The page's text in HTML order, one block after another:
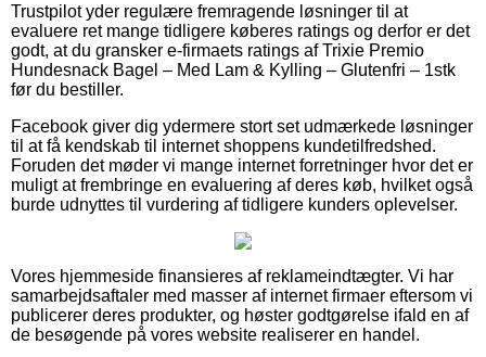
Trustpilot yder regulære fremragende løsninger til at
evaluere ret mange tidligere køberes ratings og derfor er det
godt, at du gransker e-firmaets ratings af Trixie Premio
Hundesnack Bagel – Med Lam & Kylling – Glutenfri – 1stk
før du bestiller.
Facebook giver dig ydermere stort set udmærkede løsninger
til at få kendskab til internet shoppens kundetilfredshed.
Foruden det møder vi mange internet forretninger hvor det er
muligt at frembringe en evaluering af deres køb, hvilket også
burde udnyttes til vurdering af tidligere kunders oplevelser.
Vores hjemmeside finansieres af reklameindtægter. Vi har
samarbejdsaftaler med masser af internet firmaer eftersom vi
publicerer deres produkter, og høster godtgørelse ifald en af
de besøgende på vores website realiserer en handel.